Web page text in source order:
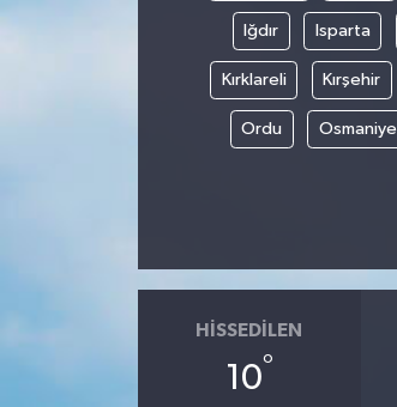
Iğdır Isparta
Kırklareli Kırşehir
Ordu Osmaniye
HISSEDILEN
10°